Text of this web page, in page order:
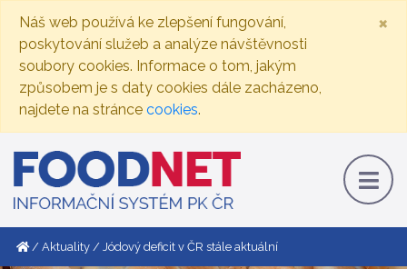
Náš web používá ke zlepšení fungování,
poskytování služeb a analýze návštěvnosti
soubory cookies. Informace o tom, jakým
způsobem je s daty cookies dále zacházeno,
najdete na stránce cookies.
×
Aktuality Jódový deficit v ČR stále aktuální